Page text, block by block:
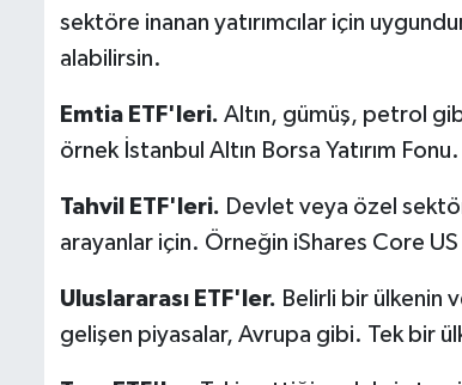
sektöre inanan yatırımcılar için
alabilirsin.
Emtia ETF'leri. Altın, gümüş, petrol
örnek İstanbul Altın Borsa Yatırım
Tahvil ETF'leri. Devlet veya özel
arayanlar için. Örneğin iShares Core
Uluslararası ETF'ler. Belirli bir ülkenin
gelişen piyasalar, Avrupa gibi. Tek bir